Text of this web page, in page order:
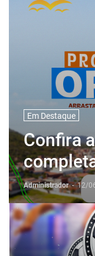
Em Destaque
Confira
história
Administrador - 12/